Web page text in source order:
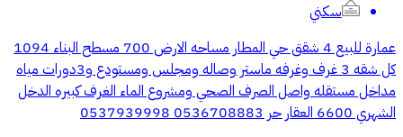
سكني
عمارة للبيع 4 شقق حي المطار مساحه الارض 700 مسطح البناء 1094
كل شقه 3 غرف وغرفه ماستر وصاله ومجلس ومستودع و3دورات مياه
مداخل مستقله واصل الصرف الصحي ومشروع الماء الغرف كبيره الدخل
الشهري 6600 العقار حر 0536708883 0537939998